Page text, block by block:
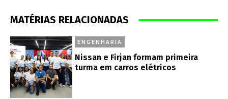
MATÉRIAS RELACIONADAS
ENGENHARIA
Nissan e Firjan formam primeira
turma em carros elétricos